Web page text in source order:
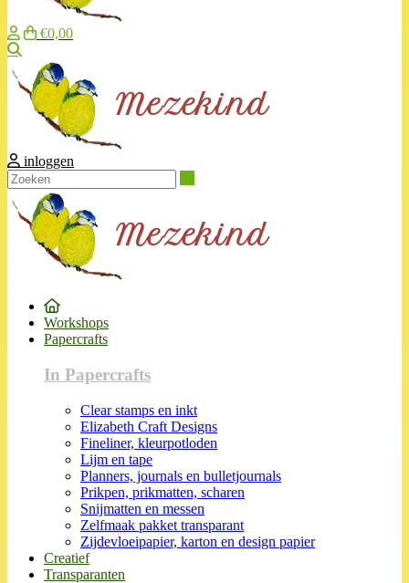
€0,00
inloggen
Workshops
Papercrafts
In Papercrafts
Clear stamps en inkt
Elizabeth Craft Designs
Fineliner, kleurpotloden
Lijm en tape
Planners, journals en bulletjournals
Prikpen, prikmatten, scharen
Snijmatten en messen
Zelfmaak pakket transparant
Zijdevloeipapier, karton en design papier
Creatief
Transparanten